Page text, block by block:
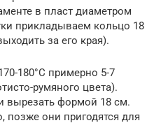
в пласт диаметром
прикладываем кольцо 18
за его края).
180°C примерно 5-7
румяного цвета).
вырезать формой 18 см.
позже они пригодятся для